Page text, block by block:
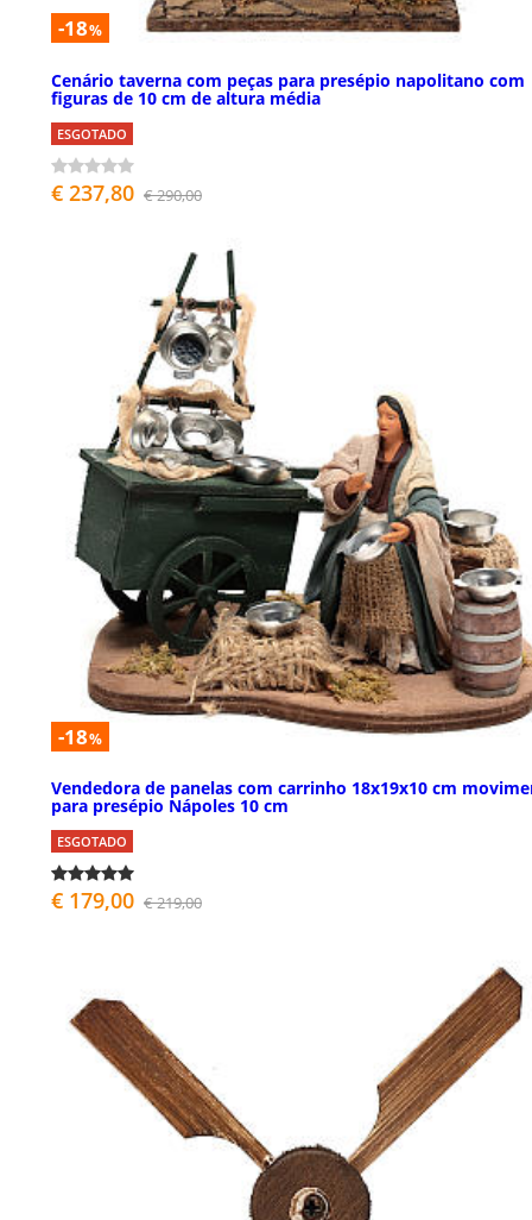
-18%
Cenário taverna com peças para presépio napolitano com
figuras de 10 cm de altura média
ESGOTADO
€ 237,80 € 290,00
-18%
Vendedora de panelas com carrinho 18x19x10 cm
para presépio Nápoles 10 cm
ESGOTADO
€ 179,00 € 219,00